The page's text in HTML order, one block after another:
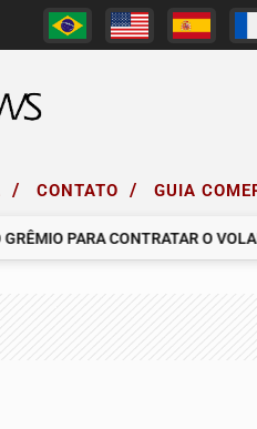
/ CONTATO / GUIA
PARA CONTRATAR O VOLANTE